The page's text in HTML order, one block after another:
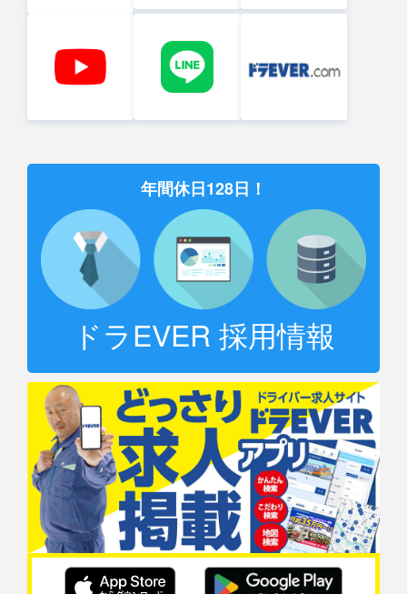
年間休日128日！
ドラEVER 採用情報